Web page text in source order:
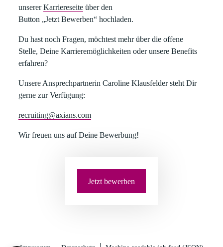
unsererKarriereseite über den
Button „Jetzt Bewerben“ hochladen.​
​Du hast noch Fragen, möchtest mehr über die offene
Stelle, Deine Karrieremöglichkeiten oder unsere Benefits
erfahren?​
​Unsere Ansprechpartnerin Caroline Klausfelder steht Dir
gerne zur Verfügung:​
recruiting@axians.com
​​Wir freuen uns auf Deine Bewerbung!
Jetzt bewerben